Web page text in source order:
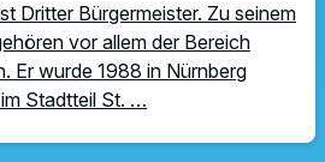
Dritter Bürgermeister. Zu seinem
vor allem der Bereich
Er wurde 1988 in Nürnberg
Stadtteil St. …